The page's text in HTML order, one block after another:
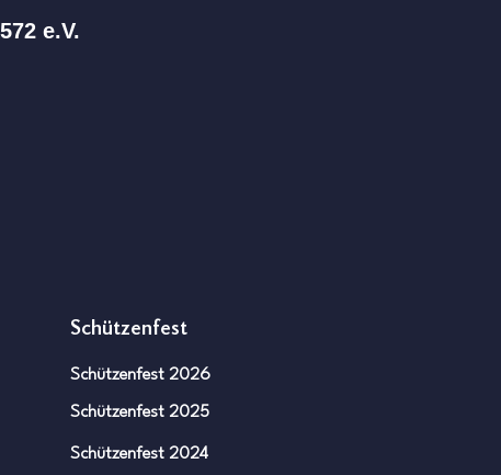
e.V.
Schützenfest
Schützenfest 2025
Schützenfest 2024
Schützenfest 2026